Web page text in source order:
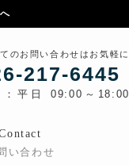
のお問い合わせはお気軽に
217-6445
：平日 09:00～18:00
い合わせ